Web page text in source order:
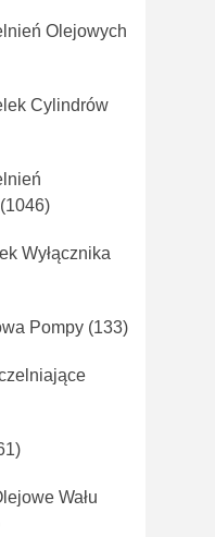
Olejowych
Cylindrów
(1046)
Wyłącznika
Pompy (133)
Wału